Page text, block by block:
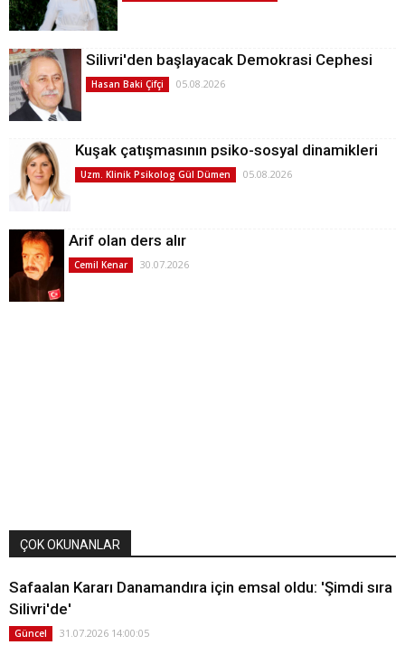
Silivri'den başlayacak Demokrasi Cephesi
Hasan Baki Çifçi 05.08.2026
Kuşak çatışmasının psiko-sosyal dinamikleri
Uzm. Klinik Psikolog Gül Dümen 05.08.2026
Arif olan ders alır
Cemil Kenar 30.07.2026
ÇOK OKUNANLAR
Safaalan Kararı Danamandıra için emsal oldu: 'Şimdi sıra
Silivri'de'
Güncel 31.07.2026 14:00:05